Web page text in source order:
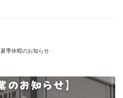
夏季休暇のお知らせ